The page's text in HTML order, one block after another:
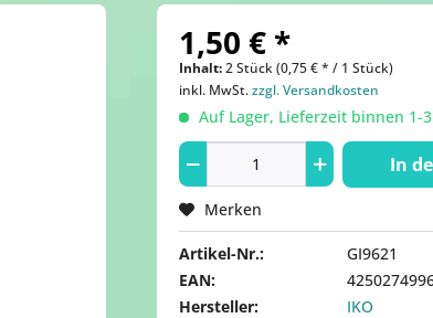
1,50 € *
Inhalt:2 Stück (0,75 € * / 1 Stück)
inkl. MwSt.zzgl. Versandkosten
Auf Lager, Lieferzeit binnen 1-
In
Merken
Artikel-Nr.:
GI9621
EAN:
Hersteller:
IKO